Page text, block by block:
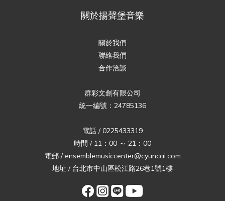
關於揚聲堡音樂
關於我們
聯絡我們
合作洽談
群彩文創有限公司
統一編號：24785136
電話 / 0225433319
時間 / 11：00 ～ 21：00
電郵 / ensemblemusiccenter@cyuncai.com
地址 / 台北市中山區松江路26巷1號1樓